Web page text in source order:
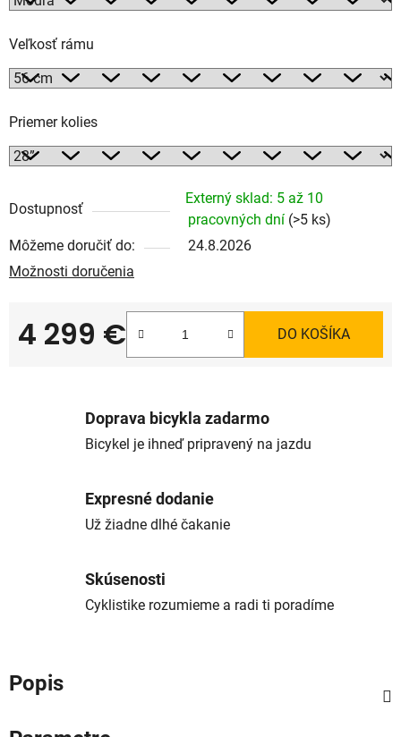
Veľkosť rámu
Priemer kolies
Dostupnosť
Externý sklad: 5 až 10
pracovných dní (>5 ks)
Môžeme doručiť do:
24.8.2026
Možnosti doručenia
4 299 €
Jednotková cena:
DO KOŠÍKA
Doprava bicykla zadarmo
Bicykel je ihneď pripravený na jazdu
Expresné dodanie
Už žiadne dlhé čakanie
Skúsenosti
Cyklistike rozumieme a radi ti poradíme
Popis